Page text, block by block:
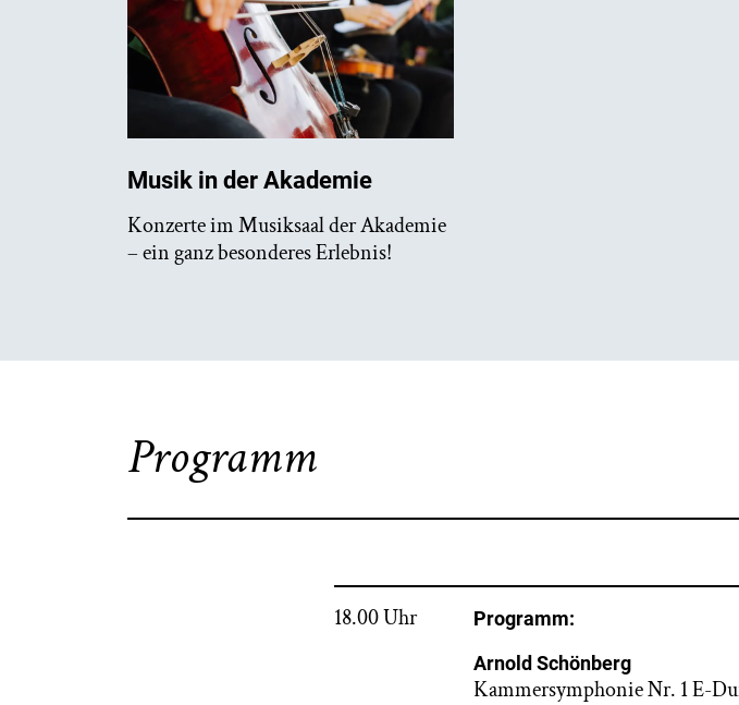
Musik in der Akademie
Konzerte im Musiksaal der Akademie
– ein ganz besonderes Erlebnis!
Programm
18.00 Uhr
Programm:
Arnold Schönberg
Kammersymphonie Nr. 1 E-